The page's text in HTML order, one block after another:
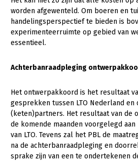
worden afgewenteld. Om boeren en
handelingsperspectief te bieden is
experimenteerruimte op gebied van
essentieel.
Achterbanraadpleging
Het ontwerpakkoord is het resultaat
gesprekken tussen LTO Nederland en
(keten)partners. Het resultaat van de
de komende maanden voorgelegd
van LTO. Tevens zal het PBL de
na de achterbanraadpleging en
sprake zijn van een te ondertekenen